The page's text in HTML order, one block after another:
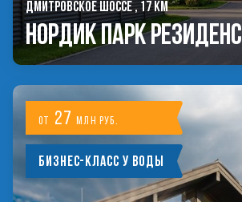
ДМИТРОВСКОЕ ШОССЕ , 17 КМ
Нордик Парк Резиденс
от 27млн руб.
Бизнес-класс у воды